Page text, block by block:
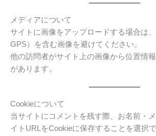
メディアについて
サイトに画像をアップロードする場合は
GPS）を含む画像を避けてください。
他の訪問者がサイト上の画像から位置情
があります。
Cookieについて
当サイトにコメントを残す際、お名前・
イトURLをCookieに保存することを選択で